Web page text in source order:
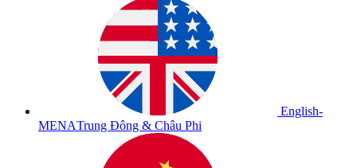
English-
MENATrung Đông & Châu Phi